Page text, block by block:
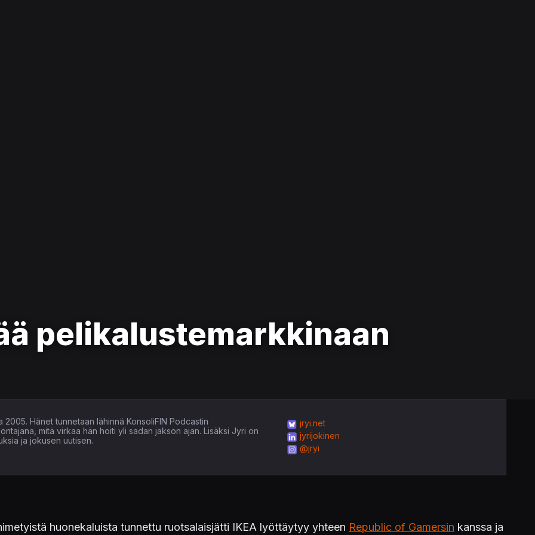
pelikalustemarkkinaan
Hänet tunnetaan lähinnä KonsoliFIN Podcastin
mitä virkaa hän hoiti yli sadan jakson ajan. Lisäksi Jyri on
ja jokusen uutisen.
jryi.net
jyrijokinen
@jryi
huonekaluista tunnettu ruotsalaisjätti IKEA lyöttäytyy yhteen Republic of Gamersin kanssa ja